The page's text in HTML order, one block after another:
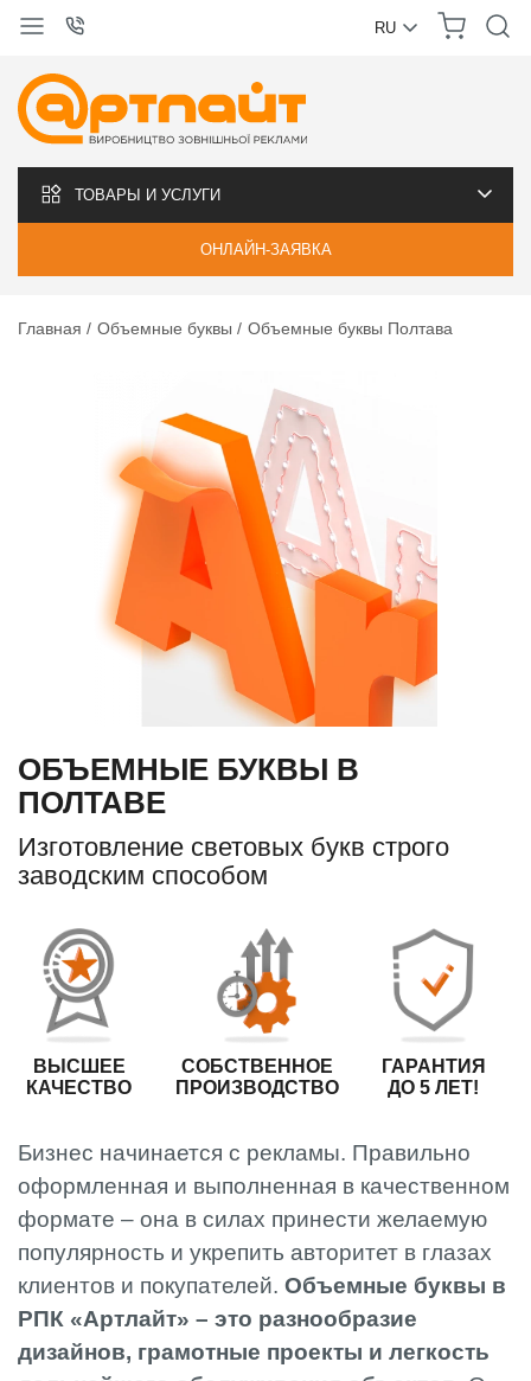
RU
ТОВАРЫ И УСЛУГИ
ОНЛАЙН-ЗАЯВКА
Главная Объемные буквы Объемные буквы Полтава
ОБЪЕМНЫЕ БУКВЫ В
ПОЛТАВЕ
Изготовление световых букв строго
заводским способом
ВЫСШЕЕ
КАЧЕСТВО
СОБСТВЕННОЕ
ПРОИЗВОДСТВО
ГАРАНТИЯ
ДО 5 ЛЕТ!
Бизнес начинается с рекламы. Правильно
оформленная и выполненная в качественном
формате – она в силах принести желаемую
популярность и укрепить авторитет в глазах
клиентов и покупателей. Объемные буквы в
РПК «Артлайт» – это разнообразие
дизайнов, грамотные проекты и легкость